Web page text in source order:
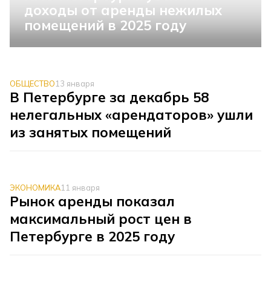
доходы от аренды нежилых
помещений в 2025 году
ОБЩЕСТВО13 января
В Петербурге за декабрь 58
нелегальных «арендаторов» ушли
из занятых помещений
ЭКОНОМИКА11 января
Рынок аренды показал
максимальный рост цен в
Петербурге в 2025 году